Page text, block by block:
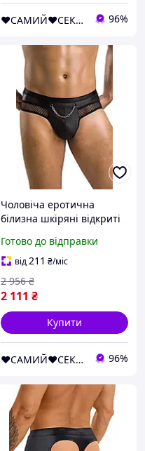
❤️САМИЙ❤️СЕКСУАЛЬНИЙ❤️МАГАЗИН❤️ 96%
Чоловіча еротична
білизна шкіряні відкриті
TOM Чорний L/XL -
Passion Feromon
Готово до відправки
від211 ₴/міс
2 111 ₴
2 956 ₴
Купити
❤️САМИЙ❤️СЕКСУАЛЬНИЙ❤️МАГАЗИН❤️ 96%